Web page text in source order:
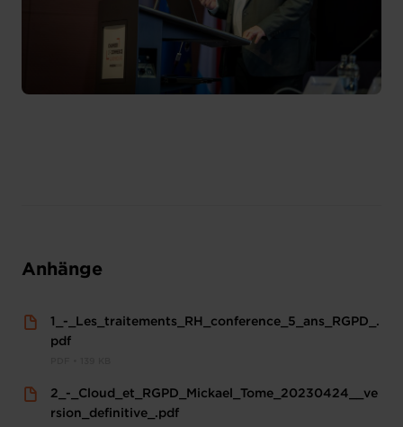
Anhänge
1_-_Les_traitements_RH_conference_5_ans_RGPD_.
pdf
2_-_Cloud_et_RGPD_Mickael_Tome_20230424__ve
rsion_definitive_.pdf